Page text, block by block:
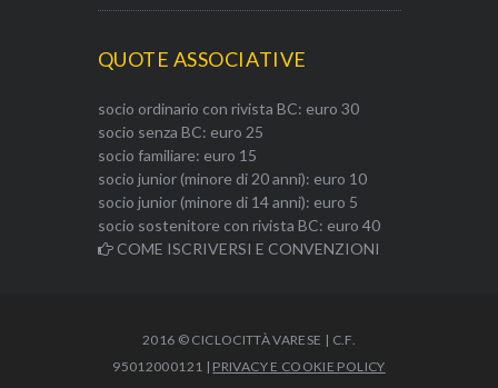
QUOTE ASSOCIATIVE
socio ordinario con rivista BC: euro 30
socio senza BC: euro 25
socio familiare: euro 15
socio junior (minore di 20 anni): euro 10
socio junior (minore di 14 anni): euro 5
socio sostenitore con rivista BC: euro 40
COME ISCRIVERSI E CONVENZIONI
2016 © CICLOCITTÀ VARESE | C.F.
95012000121 | PRIVACY E COOKIE POLICY